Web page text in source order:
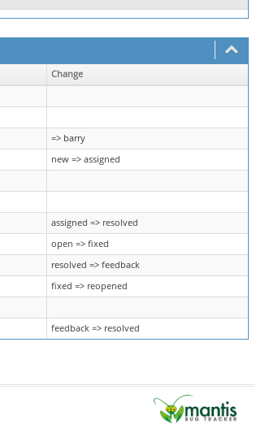
Change
=> barry
new => assigned
assigned => resolved
open => fixed
resolved => feedback
fixed => reopened
feedback => resolved